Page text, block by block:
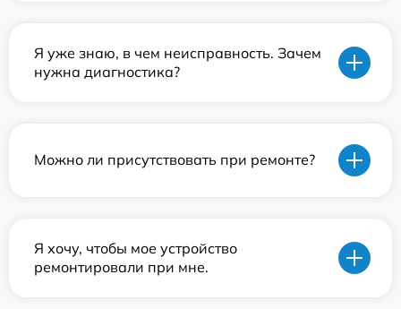
Я уже знаю, в чем неисправность. Зачем
нужна диагностика?
Можно ли присутствовать при ремонте?
Я хочу, чтобы мое устройство
ремонтировали при мне.